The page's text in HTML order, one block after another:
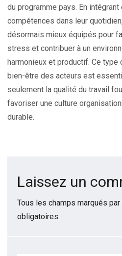
du programme pays. En
compétences dans leur
désormais mieux équipés pour
stress et contribuer à un
harmonieux et productif. Ce type
bien-être des acteurs est
seulement la qualité du travail
favoriser une culture
durable.
Laissez un
Tous les champs marqués
obligatoires